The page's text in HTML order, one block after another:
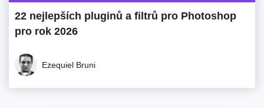
22 nejlepších pluginů a filtrů pro Photoshop
pro rok 2026
Ezequiel Bruni